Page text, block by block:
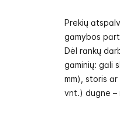
Prekių
gamybos
Dėl rankų
gaminių: gali
mm), storis ar
vnt.) dugne –